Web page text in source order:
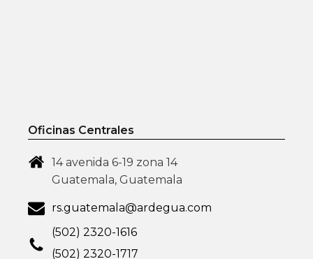
Oficinas Centrales
14 avenida 6-19 zona 14
Guatemala, Guatemala
rs.guatemala@ardegua.com
(502) 2320-1616
(502) 2320-1717